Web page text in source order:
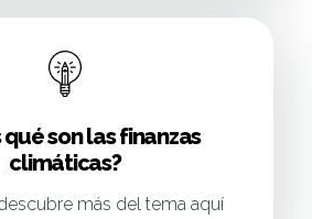
qué son las finanzas
climáticas?
más del tema aquí